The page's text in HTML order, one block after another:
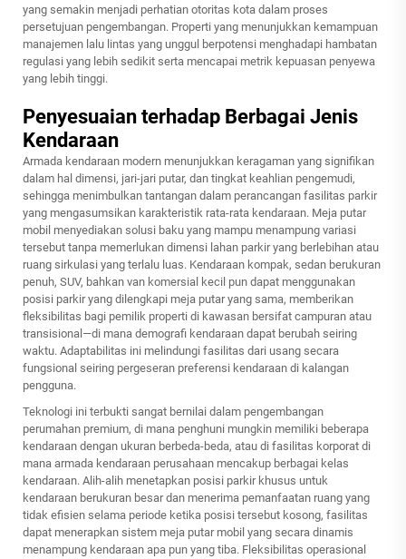
yang semakin menjadi perhatian otoritas kota dalam proses
persetujuan pengembangan. Properti yang menunjukkan kemampuan
manajemen lalu lintas yang unggul berpotensi menghadapi hambatan
regulasi yang lebih sedikit serta mencapai metrik kepuasan penyewa
yang lebih tinggi.
Penyesuaian terhadap Berbagai Jenis
Kendaraan
Armada kendaraan modern menunjukkan keragaman yang signifikan
dalam hal dimensi, jari-jari putar, dan tingkat keahlian pengemudi,
sehingga menimbulkan tantangan dalam perancangan fasilitas parkir
yang mengasumsikan karakteristik rata-rata kendaraan. Meja putar
mobil menyediakan solusi baku yang mampu menampung variasi
tersebut tanpa memerlukan dimensi lahan parkir yang berlebihan atau
ruang sirkulasi yang terlalu luas. Kendaraan kompak, sedan berukuran
penuh, SUV, bahkan van komersial kecil pun dapat menggunakan
posisi parkir yang dilengkapi meja putar yang sama, memberikan
fleksibilitas bagi pemilik properti di kawasan bersifat campuran atau
transisional—di mana demografi kendaraan dapat berubah seiring
waktu. Adaptabilitas ini melindungi fasilitas dari usang secara
fungsional seiring pergeseran preferensi kendaraan di kalangan
pengguna.
Teknologi ini terbukti sangat bernilai dalam pengembangan
perumahan premium, di mana penghuni mungkin memiliki beberapa
kendaraan dengan ukuran berbeda-beda, atau di fasilitas korporat di
mana armada kendaraan perusahaan mencakup berbagai kelas
kendaraan. Alih-alih menetapkan posisi parkir khusus untuk
kendaraan berukuran besar dan menerima pemanfaatan ruang yang
tidak efisien selama periode ketika posisi tersebut kosong, fasilitas
dapat menerapkan sistem meja putar mobil yang secara dinamis
menampung kendaraan apa pun yang tiba. Fleksibilitas operasional